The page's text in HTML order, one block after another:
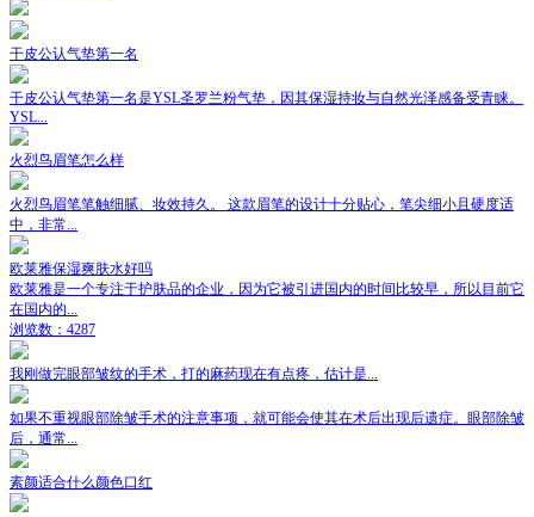
干皮公认气垫第一名
干皮公认气垫第一名是YSL圣罗兰粉气垫，因其保湿持妆与自然光泽感备受青睐。
YSL...
火烈鸟眉笔怎么样
火烈鸟眉笔笔触细腻、妆效持久。 这款眉笔的设计十分贴心，笔尖细小且硬度适
中，非常...
欧莱雅保湿爽肤水好吗
欧莱雅是一个专注于护肤品的企业，因为它被引进国内的时间比较早，所以目前它
在国内的...
浏览数：4287
我刚做完眼部皱纹的手术，打的麻药现在有点疼，估计是...
如果不重视眼部除皱手术的注意事项，就可能会使其在术后出现后遗症。眼部除皱
后，通常...
素颜适合什么颜色口红